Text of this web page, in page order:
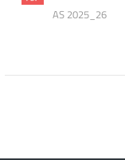
AS 2025_26